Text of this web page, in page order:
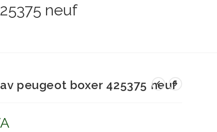
neuf
peugeot boxer 425375 neuf